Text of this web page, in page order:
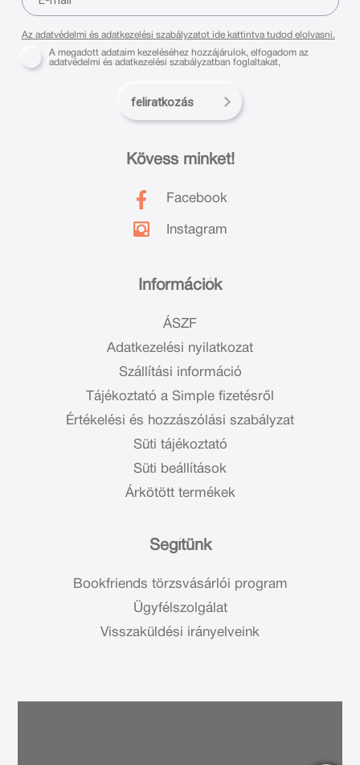
Információk
ÁSZF
Adatkezelési nyilatkozat
Szállítási információ
Tájékoztató a Simple fizetésről
Értékelési és hozzászólási szabályzat
Süti tájékoztató
Süti beállítások
Árkötött termékek
Segítünk
Bookfriends törzsvásárlói program
Ügyfélszolgálat
Visszaküldési irányelveink
Kövess minket!
Facebook
Instagram
Az adatvédelmi és adatkezelési szabályzatot ide kattintva tudod elolvasni.
A megadott adataim kezeléséhez hozzájárulok, elfogadom az
adatvédelmi és adatkezelési szabályzatban foglaltakat,
feliratkozás